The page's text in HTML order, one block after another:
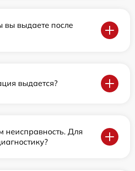
вы выдаете после
выдается?
неисправность. Для